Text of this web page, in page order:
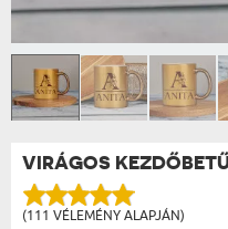
VIRÁGOS
(111 VÉLEMÉNY ALAPJÁN)